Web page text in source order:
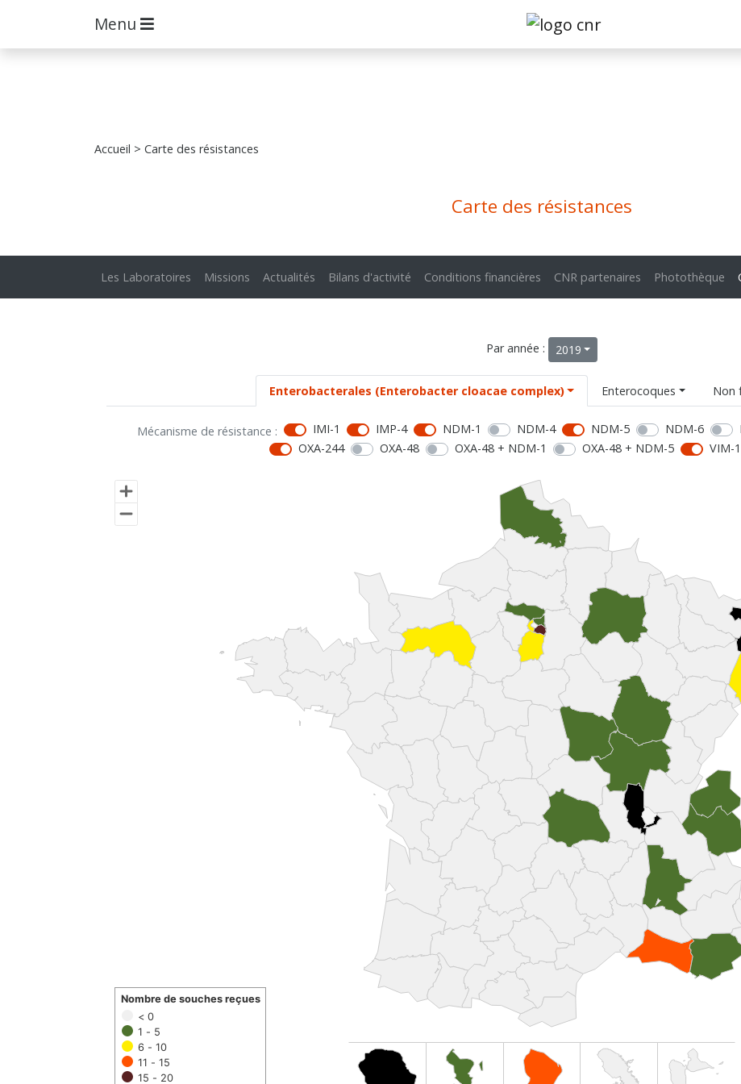
Menu
Accueil > Carte des résistances
Carte des résistances
Les Laboratoires Missions Actualités Bilans d'activité Conditions financières CNR partenaires Photothèque
Par année : 2019
Enterobacterales (Enterobacter cloacae complex) Enterocoques Non
Mécanisme de résistance : IMI-1 IMP-4 NDM-1 NDM-4 NDM-5 NDM-6
OXA-244
OXA-48 OXA-48 + NDM-1 OXA-48 + NDM-5 VIM-1
< 0
1 - 5
6 - 10
11 - 15
15 - 20
Nombre de souches reçues